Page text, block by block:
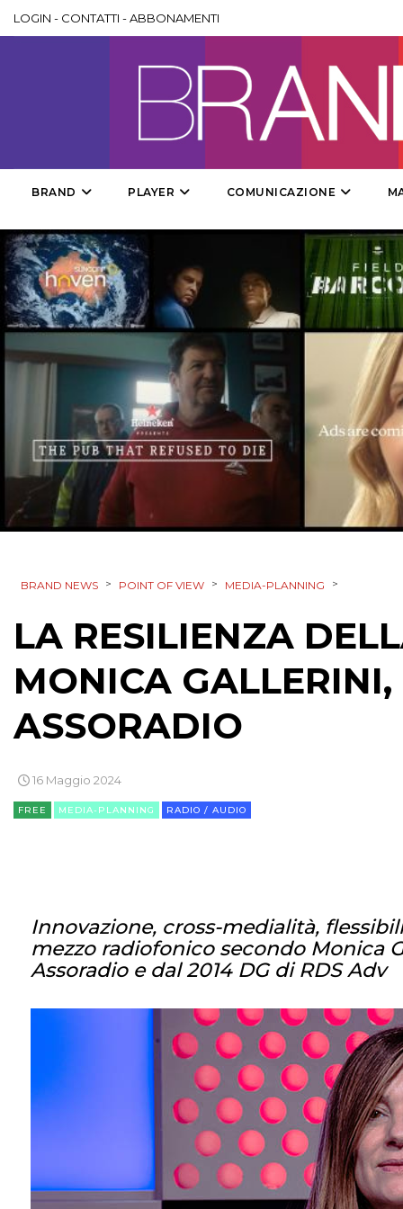
LOGIN - CONTATTI -ABBONAMENTI
BRAND PLAYER COMUNICAZIONE
BRAND NEWS > POINT OF VIEW > MEDIA-PLANNING >
LA RESILIENZA
MONICA
ASSORADIO
16 Maggio 2024
FREE MEDIA-PLANNING RADIO / AUDIO
Innovazione, cross-medialità,
mezzo radiofonico secondo Monica
Assoradio e dal 2014 DG di RDS Adv